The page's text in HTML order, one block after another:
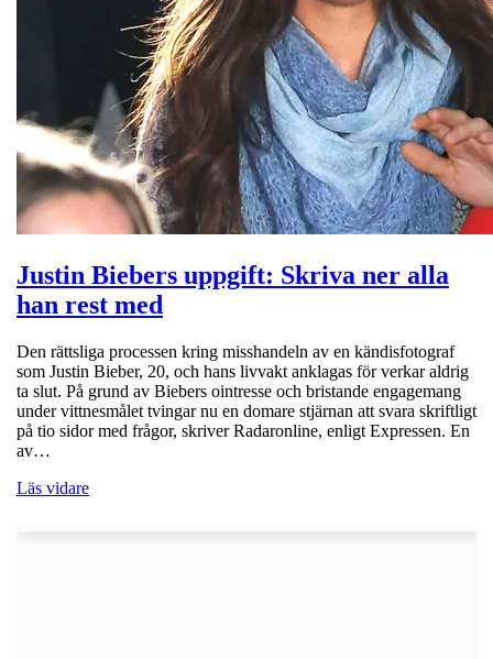
Justin Biebers uppgift: Skriva ner alla
han rest med
Den rättsliga processen kring misshandeln av en kändisfotograf
som Justin Bieber, 20, och hans livvakt anklagas för verkar aldrig
ta slut. På grund av Biebers ointresse och bristande engagemang
under vittnesmålet tvingar nu en domare stjärnan att svara skriftligt
på tio sidor med frågor, skriver Radaronline, enligt Expressen. En
av…
Läs vidare